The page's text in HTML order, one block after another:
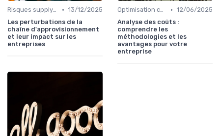
Risques supply-chain • 13/12/2025
Les perturbations de la
chaîne d'approvisionnement
et leur impact sur les
entreprises
Optimisation coûts • 12/06/2025
Analyse des coûts :
comprendre les
méthodologies et les
avantages pour votre
entreprise